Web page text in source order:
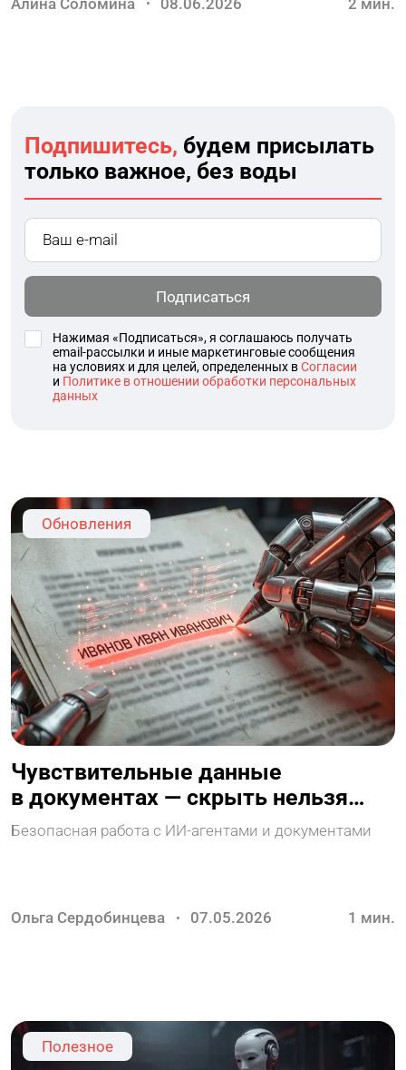
Подпишитесь, будем присылать
только важное, без воды
Подписаться
Нажимая «Подписаться», я соглашаюсь получать
email-рассылки и иные маркетинговые сообщения
на условиях и для целей, определенных вСогласии
и Политике в отношении обработки персональных
данных
Обновления
Чувствительные данные
в документах — скрыть нельзя
оставить
Безопасная работа с ИИ-агентами и документами
Ольга Сердобинцева 07.05.2026 1 мин.
Полезное